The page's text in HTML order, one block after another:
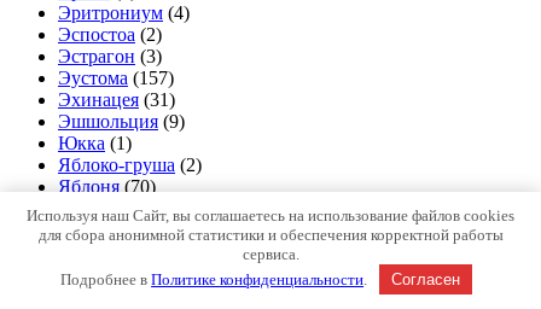
Эритрониум (4)
Эспостоа (2)
Эстрагон (3)
Эустома (157)
Эхинацея (31)
Эшшольция (9)
Юкка (1)
Яблоко-груша (2)
Яблоня (70)
Copyright © Все права защищены.
Easy Commerce от
WEN Themes
Используя наш Сайт, вы соглашаетесь на использование файлов cookies
для сбора анонимной статистики и обеспечения корректной работы
сервиса.
Подробнее вПолитике конфиденциальности Согласен